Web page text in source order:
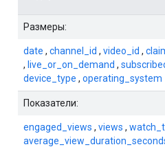
Размеры:
date , channel_id , video_id ,
, live_or_on_demand ,
device_type , operating_system
Показатели:
engaged_views , views ,